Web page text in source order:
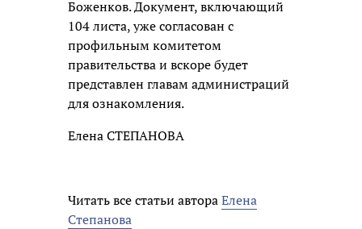
Боженков. Документ, включающий
104 листа, уже согласован с
профильным комитетом
правительства и вскоре будет
представлен главам администраций
для ознакомления.
Елена СТЕПАНОВА
Читать все статьи автораЕлена
Степанова